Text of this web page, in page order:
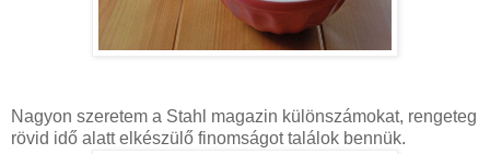
Nagyon szeretem a Stahl magazin különszámokat, rengeteg
rövid idő alatt elkészülő finomságot találok bennük.